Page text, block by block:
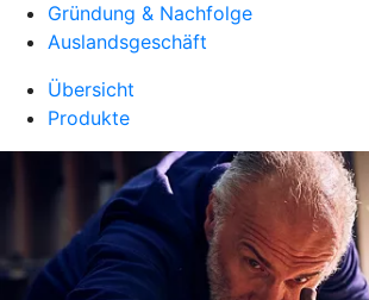
Gründung & Nachfolge
Auslandsgeschäft
Übersicht
Produkte